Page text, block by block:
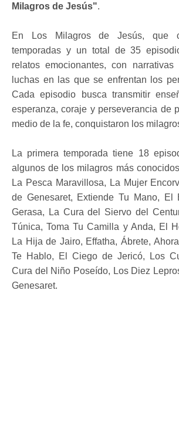
Milagros de Jesús".
En Los Milagros de Jesús, que
temporadas y un total de 35
relatos emocionantes, con narrativas
luchas en las que se enfrentan los
Cada episodio busca transmitir
esperanza, coraje y perseverancia de
medio de la fe, conquistaron los
La primera temporada tiene 18
algunos de los milagros más
La Pesca Maravillosa, La Mujer
de Genesaret, Extiende Tu Mano, El
Gerasa, La Cura del Siervo del
Túnica, Toma Tu Camilla y Anda, El
La Hija de Jairo, Effatha, Ábrete,
Te Hablo, El Ciego de Jericó, Los
Cura del Niño Poseído, Los Diez
Genesaret.